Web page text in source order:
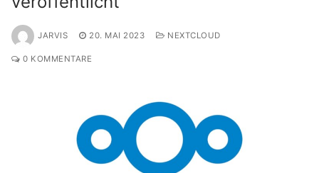
JARVIS 20. MAI 2023 NEXTCLOUD
0 KOMMENTARE